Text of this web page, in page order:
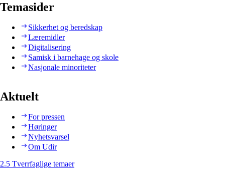
Temasider
Sikkerhet og beredskap
Læremidler
Digitalisering
Samisk i barnehage og skole
Nasjonale minoriteter
Aktuelt
For pressen
Høringer
Nyhetsvarsel
Om Udir
2.5 Tverrfaglige temaer